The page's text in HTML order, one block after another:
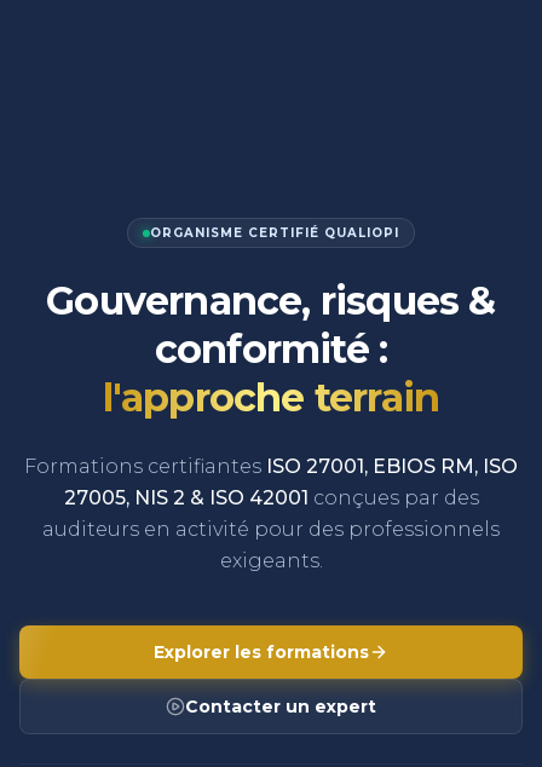
ORGANISME CERTIFIÉ QUALIOPI
Gouvernance, risques &
conformité :
l'approche terrain
Formations certifiantes ISO 27001, EBIOS RM, ISO
27005, NIS 2 & ISO 42001 conçues par des
auditeurs en activité pour des professionnels
exigeants.
Explorer les formations
Contacter un expert